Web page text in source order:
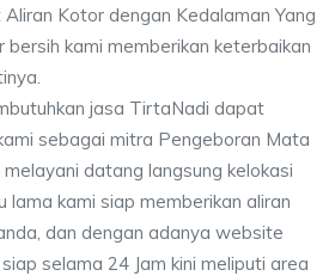
Kotor dengan Kedalaman Yang
bersih kami memberikan keterbaikan
jasa TirtaNadi dapat
sebagai mitra Pengeboran Mata
datang langsung kelokasi
lama kami siap memberikan aliran
dan dengan adanya website
selama 24 Jam kini meliputi area